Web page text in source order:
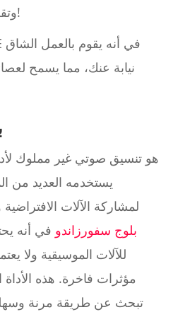
وتقطيعه، وقلبه، والمزيد!
نيابة عنك، مما يسمح
يستخدمه العديد من
لمشاركة الآلات
بلوج سفورزاندو في أنه
للآلات الموسيقية ولا
مؤثرات فاخرة. هذه الأداة
تبحث عن طريقة مرنة